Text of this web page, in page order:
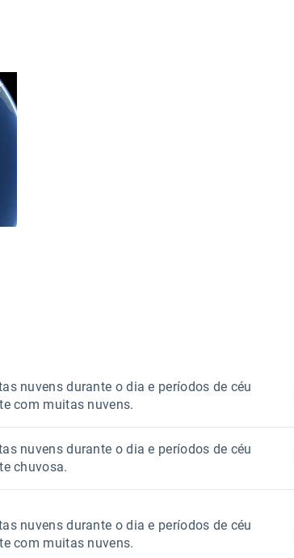
nuvens durante o dia e períodos de céu
com muitas nuvens.
0.0mm
56%97%
nuvens durante o dia e períodos de céu
chuvosa.
Tarde Noite
nuvens durante o dia e períodos de céu
com muitas nuvens.